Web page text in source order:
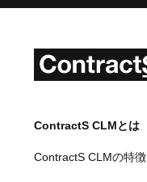
ContractS CLMとは
ContractS CLMの特徴